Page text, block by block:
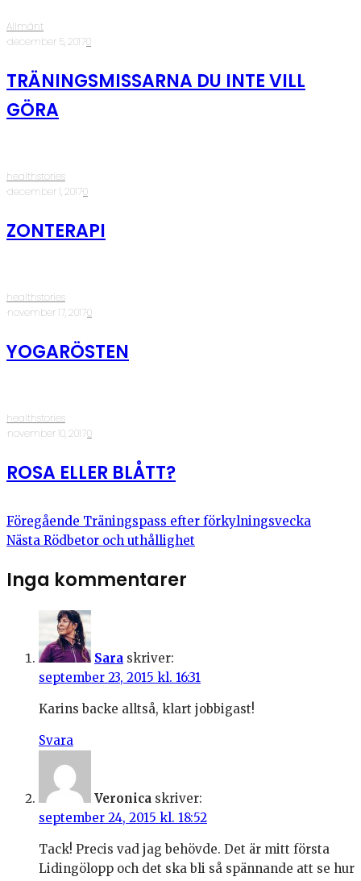
Allmänt
·december 5, 2017·0
TRÄNINGSMISSARNA DU INTE VILL
GÖRA
healthstories
·december 1, 2017·0
ZONTERAPI
healthstories
·november 17, 2017·0
YOGARÖSTEN
healthstories
·november 10, 2017·0
ROSA ELLER BLÅTT?
Föregående Träningspass efter förkylningsvecka
Nästa Rödbetor och uthållighet
Inga kommentarer
Sara skriver:
september 23, 2015 kl. 16:31
Karins backe alltså, klart jobbigast!
Svara
Veronica skriver:
september 24, 2015 kl. 18:52
Tack! Precis vad jag behövde. Det är mitt första
Lidingölopp och det ska bli så spännande att se hur